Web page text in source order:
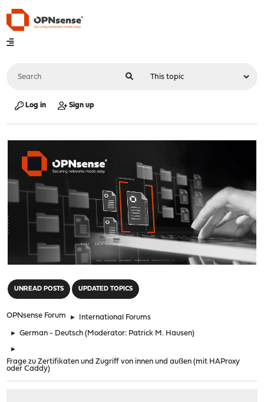
Log in Sign up
UNREAD POSTS UPDATED TOPICS
OPNsense Forum ► International Forums
► German - Deutsch (Moderator: Patrick M. Hausen)
►
Frage zu Zertifikaten und Zugriff von innen und außen (mit HAProxy
oder Caddy)